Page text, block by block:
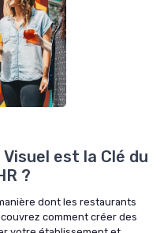
est la Clé du
?
dont les restaurants
comment créer des